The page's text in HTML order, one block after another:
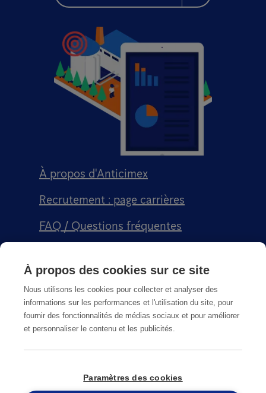
À propos d'Anticimex
Recrutement : page carrières
FAQ / Questions fréquentes
Conditions générales de vente CGPS
CGU
À propos des cookies sur ce site
Nous utilisons les cookies pour collecter et analyser des
informations sur les performances et l'utilisation du site, pour
fournir des fonctionnalités de médias sociaux et pour améliorer
et personnaliser le contenu et les publicités.
Paramètres des cookies